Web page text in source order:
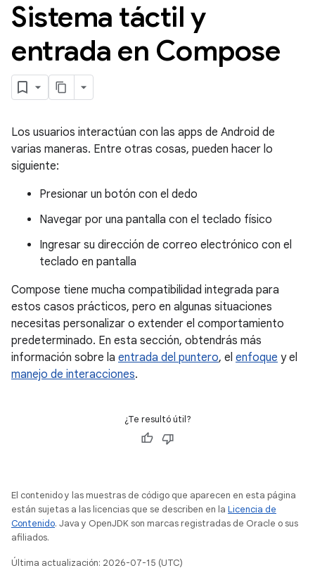
Sistema táctil y
entrada en Compose
Los usuarios interactúan con las apps de Android de
varias maneras. Entre otras cosas, pueden hacer lo
siguiente:
Presionar un botón con el dedo
Navegar por una pantalla con el teclado físico
Ingresar su dirección de correo electrónico con el
teclado en pantalla
Compose tiene mucha compatibilidad integrada para
estos casos prácticos, pero en algunas situaciones
necesitas personalizar o extender el comportamiento
predeterminado. En esta sección, obtendrás más
información sobre la entrada del puntero, el enfoque y el
manejo de interacciones.
¿Te resultó útil?
El contenido y las muestras de código que aparecen en esta página
están sujetas a las licencias que se describen en la Licencia de
Contenido. Java y OpenJDK son marcas registradas de Oracle o sus
afiliados.
Última actualización: 2026-07-15 (UTC)